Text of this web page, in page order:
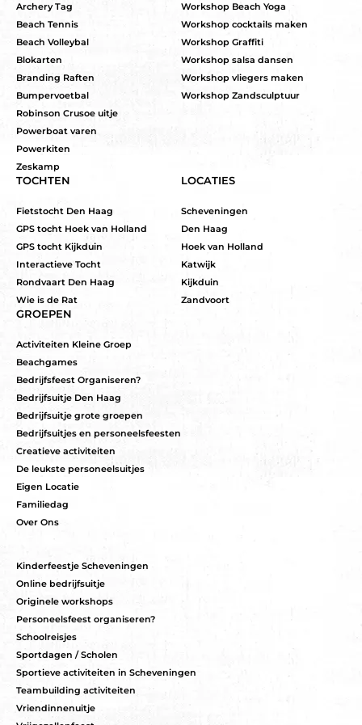
Archery Tag
Beach Tennis
Beach Volleybal
Blokarten
Branding Raften
Bumpervoetbal
Robinson Crusoe uitje
Powerboat varen
Powerkiten
Zeskamp
Workshop Beach Yoga
Workshop cocktails maken
Workshop Graffiti
Workshop salsa dansen
Workshop vliegers maken
Workshop Zandsculptuur
TOCHTEN
Fietstocht Den Haag
GPS tocht Hoek van Holland
GPS tocht Kijkduin
Interactieve Tocht
Rondvaart Den Haag
Wie is de Rat
LOCATIES
Scheveningen
Den Haag
Hoek van Holland
Katwijk
Kijkduin
Zandvoort
GROEPEN
Activiteiten Kleine Groep
Beachgames
Bedrijfsfeest Organiseren?
Bedrijfsuitje Den Haag
Bedrijfsuitje grote groepen
Bedrijfsuitjes en personeelsfeesten
Creatieve activiteiten
De leukste personeelsuitjes
Eigen Locatie
Familiedag
Over Ons
Kinderfeestje Scheveningen
Online bedrijfsuitje
Originele workshops
Personeelsfeest organiseren?
Schoolreisjes
Sportdagen / Scholen
Sportieve activiteiten in Scheveningen
Teambuilding activiteiten
Vriendinnenuitje